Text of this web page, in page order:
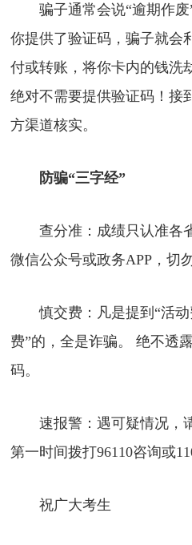
骗子通常会说“逾期作废
你提供了验证码，骗子就会
付或转账，将你卡内的钱洗
绝对不需要提供验证码！接
方渠道核实。
防骗“三字经”
查分准：成绩只认准各
微信公众号或政务APP，切
慎交费：凡是提到“活动
费”的，全是诈骗。 绝不透
码。
速报警：遇可疑情况，请
第一时间拨打96110咨询或
祝广大考生